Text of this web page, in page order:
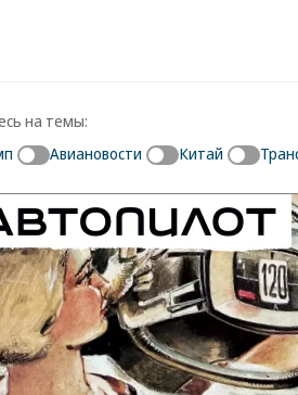
на темы:
Авиановости Китай